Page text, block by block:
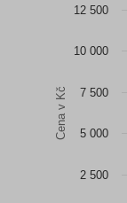
Bar chart with
The chart has
The chart
Cena v Kč
2 500
5 000
7 500
10 000
12 500